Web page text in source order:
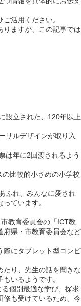
活用ください。
ますが、この記事では
設立された、120年以上
サルデザインが取り入
は年に2回渡されるよう
比較的小さめの小学校
ふれ、みんなに愛され
ています。
教育委員会の「ICT教
府県・市教育委員会など
際にタブレット型コンピ
たり、先生の話を聞きな
いるようです。
個別最適な学び、探求
修も受けているため、今